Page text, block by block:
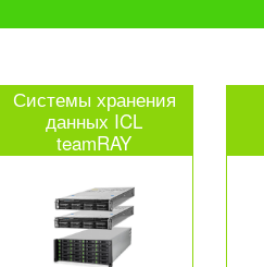
Системы хранения
данных ICL
teamRAY